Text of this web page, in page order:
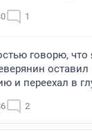
1
говорю, что
и переехал в
2